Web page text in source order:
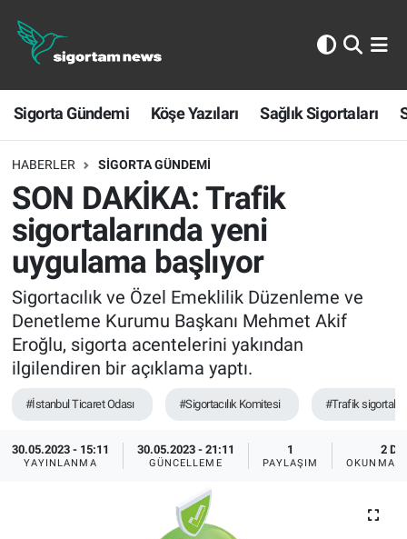
Sigorta Gündemi Köşe Yazıları Sağlık Sigortaları
HABERLER SIGORTA GÜNDEMI
SON DAKİKA: Trafik
sigortalarında yeni
uygulama başlıyor
Sigortacılık ve Özel Emeklilik Düzenleme ve
Denetleme Kurumu Başkanı Mehmet Akif
Eroğlu, sigorta acentelerini yakından
ilgilendiren bir açıklama yaptı.
#İstanbul Ticaret Odası #Sigortacılık Komitesi #Trafik sigortaları
30.05.2023 - 15:11
YAYINLANMA
30.05.2023 - 21:11
GÜNCELLEME
1
PAYLAŞIM
2 DK
OKUNMA
Sigorta Gündemi
Köşe Yazıları
Sağlık Sigortaları
Sporun Sigortası
Ekonomi